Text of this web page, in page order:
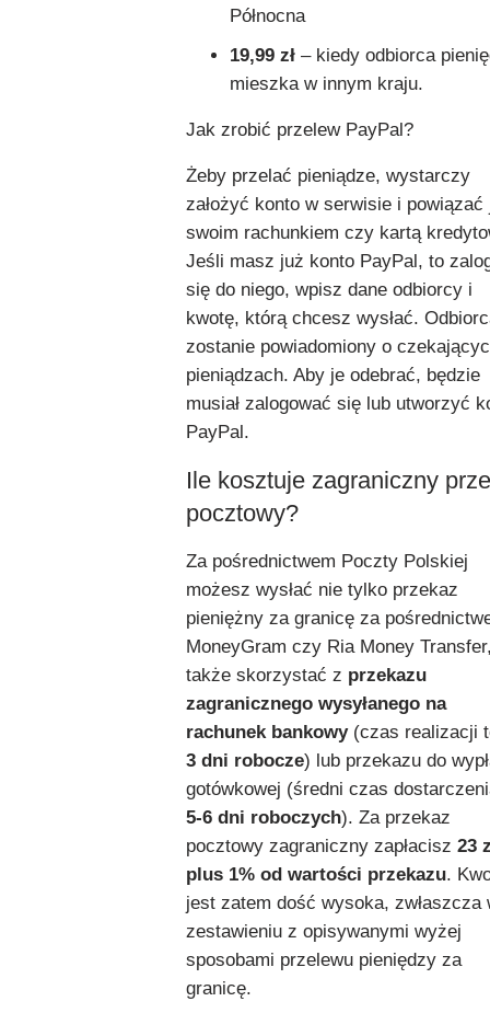
Północna
19,99 zł – kiedy odbiorca
mieszka w innym kraju.
Jak zrobić przelew PayPal?
Żeby przelać pieniądze, wystarczy
założyć konto w serwisie i powiązać
swoim rachunkiem czy kartą
Jeśli masz już konto PayPal, to
się do niego, wpisz dane odbiorcy i
kwotę, którą chcesz wysłać.
zostanie powiadomiony o
pieniądzach. Aby je odebrać, będzie
musiał zalogować się lub utworzyć
PayPal.
Ile kosztuje zagraniczny
pocztowy?
Za pośrednictwem Poczty Polskiej
możesz wysłać nie tylko przekaz
pieniężny za granicę za
MoneyGram czy Ria Money
także skorzystać z przekazu
zagranicznego wysyłanego na
rachunek bankowy(czas realizacji
3 dni robocze) lub przekazu do
gotówkowej (średni czas
5-6 dni roboczych). Za przekaz
pocztowy zagraniczny zapłacisz 23
plus 1% od wartości przekazu.
jest zatem dość wysoka, zwłaszcza
zestawieniu z opisywanymi wyżej
sposobami przelewu pieniędzy za
granicę.